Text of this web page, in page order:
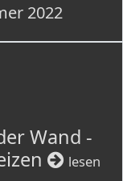
2022
Wand -
lesen